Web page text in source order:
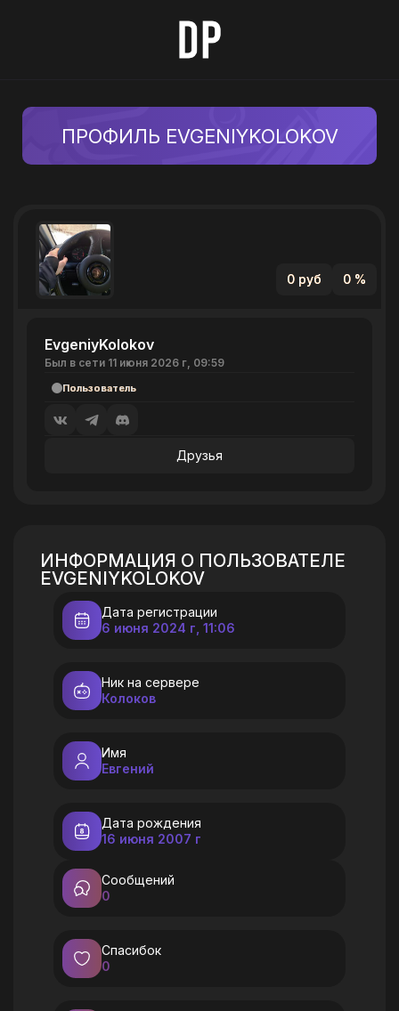
ПРОФИЛЬ EVGENIYKOLOKOV
0 руб 0 %
EvgeniyKolokov
Был в сети 11 июня 2026 г, 09:59
Пользователь
Друзья
ИНФОРМАЦИЯ О ПОЛЬЗОВАТЕЛЕ
EVGENIYKOLOKOV
Дата регистрации
6 июня 2024 г, 11:06
Ник на сервере
Колоков
Имя
Евгений
Дата рождения
16 июня 2007 г
Сообщений
0
Спасибок
0